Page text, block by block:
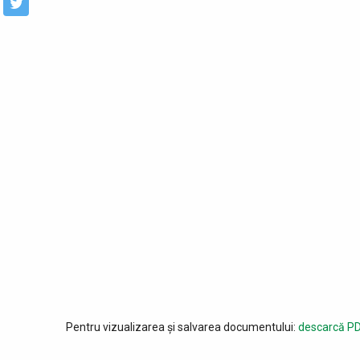
Pentru vizualizarea și salvarea documentului: descarcă